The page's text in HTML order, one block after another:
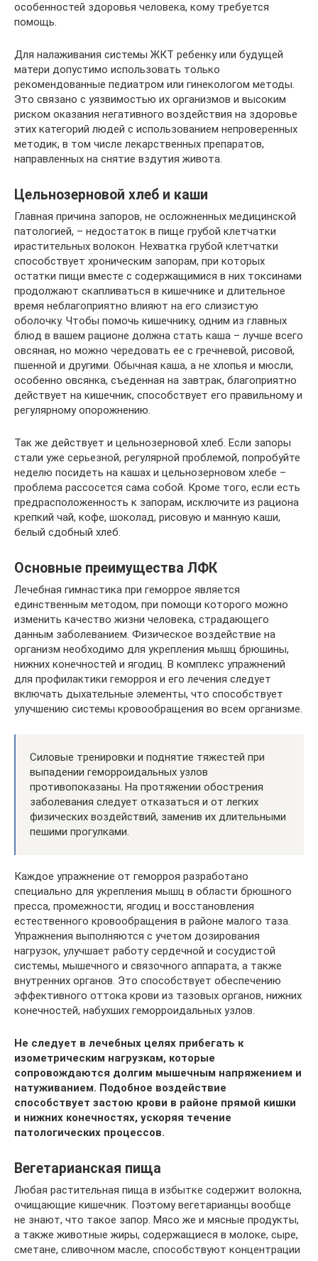
особенностей здоровья человека, кому требуется
помощь.
Для налаживания системы ЖКТ ребенку или будущей
матери допустимо использовать только
рекомендованные педиатром или гинекологом методы.
Это связано с уязвимостью их организмов и высоким
риском оказания негативного воздействия на здоровье
этих категорий людей с использованием непроверенных
методик, в том числе лекарственных препаратов,
направленных на снятие вздутия живота.
Цельнозерновой хлеб и каши
Главная причина запоров, не осложненных медицинской
патологией, – недостаток в пище грубой клетчатки
ирастительных волокон. Нехватка грубой клетчатки
способствует хроническим запорам, при которых
остатки пищи вместе с содержащимися в них токсинами
продолжают скапливаться в кишечнике и длительное
время неблагоприятно влияют на его слизистую
оболочку. Чтобы помочь кишечнику, одним из главных
блюд в вашем рационе должна стать каша – лучше всего
овсяная, но можно чередовать ее с гречневой, рисовой,
пшенной и другими. Обычная каша, а не хлопья и мюсли,
особенно овсянка, съеденная на завтрак, благоприятно
действует на кишечник, способствует его правильному и
регулярному опорожнению.
Так же действует и цельнозерновой хлеб. Если запоры
стали уже серьезной, регулярной проблемой, попробуйте
неделю посидеть на кашах и цельнозерновом хлебе –
проблема рассосется сама собой. Кроме того, если есть
предрасположенность к запорам, исключите из рациона
крепкий чай, кофе, шоколад, рисовую и манную каши,
белый сдобный хлеб.
Основные преимущества ЛФК
Лечебная гимнастика при геморрое является
единственным методом, при помощи которого можно
изменить качество жизни человека, страдающего
данным заболеванием. Физическое воздействие на
организм необходимо для укрепления мышц брюшины,
нижних конечностей и ягодиц. В комплекс упражнений
для профилактики геморроя и его лечения следует
включать дыхательные элементы, что способствует
улучшению системы кровообращения во всем организме.
Силовые тренировки и поднятие тяжестей при
выпадении геморроидальных узлов
противопоказаны. На протяжении обострения
заболевания следует отказаться и от легких
физических воздействий, заменив их длительными
пешими прогулками.
Каждое упражнение от геморроя разработано
специально для укрепления мышц в области брюшного
пресса, промежности, ягодиц и восстановления
естественного кровообращения в районе малого таза.
Упражнения выполняются с учетом дозирования
нагрузок, улучшает работу сердечной и сосудистой
системы, мышечного и связочного аппарата, а также
внутренних органов. Это способствует обеспечению
эффективного оттока крови из тазовых органов, нижних
конечностей, набухших геморроидальных узлов.
Не следует в лечебных целях прибегать к
изометрическим нагрузкам, которые
сопровождаются долгим мышечным напряжением и
натуживанием. Подобное воздействие
способствует застою крови в районе прямой кишки
и нижних конечностях, ускоряя течение
патологических процессов.
Вегетарианская пища
Любая растительная пища в избытке содержит волокна,
очищающие кишечник. Поэтому вегетарианцы вообще
не знают, что такое запор. Мясо же и мясные продукты,
а также животные жиры, содержащиеся в молоке, сыре,
сметане, сливочном масле, способствуют концентрации